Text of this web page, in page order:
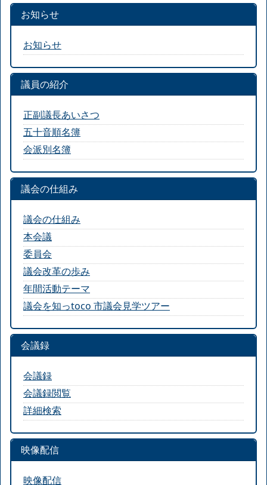
お知らせ
お知らせ
議員の紹介
正副議長あいさつ
五十音順名簿
会派別名簿
議会の仕組み
議会の仕組み
本会議
委員会
議会改革の歩み
年間活動テーマ
議会を知っtoco 市議会見学ツアー
会議録
会議録
会議録閲覧
詳細検索
映像配信
映像配信